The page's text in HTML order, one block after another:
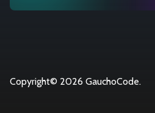
Copyright© 2026 GauchoCode.